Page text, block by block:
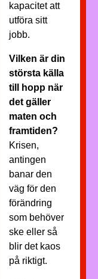
kapacitet att
utföra sitt
jobb.
Vilken är din
största källa
till hopp när
det gäller
maten och
framtiden?
Krisen,
antingen
banar den
väg för den
förändring
som behöver
ske eller så
blir det kaos
på riktigt.